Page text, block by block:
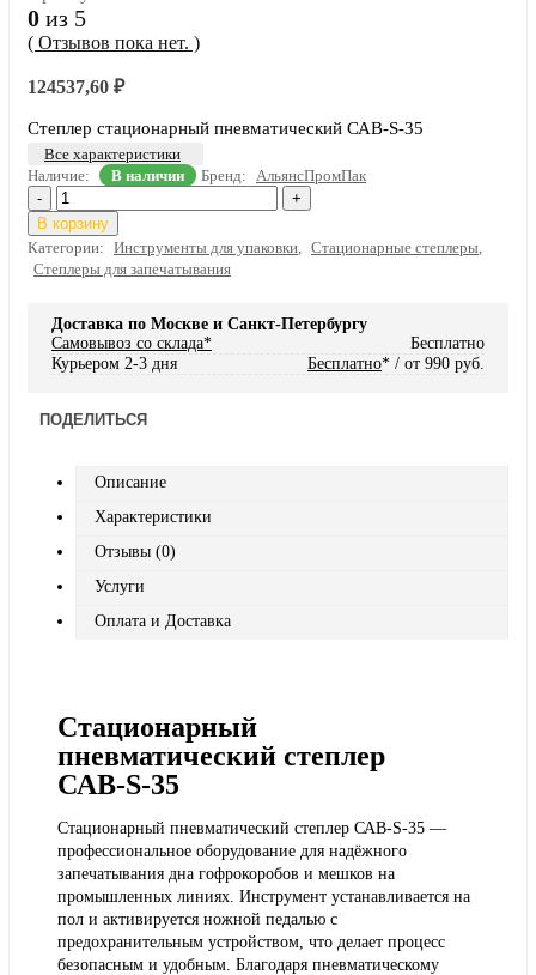
0 из 5
( Отзывов пока нет. )
124537,60 ₽
Степлер стационарный пневматический САВ-S-35
Все характеристики
Наличие:
В наличии Бренд:
АльянсПромПак
-
+
В корзину
Категории: Инструменты для упаковки Стационарные степлеры
Степлеры для запечатывания
Доставка по Москве и Санкт-Петербургу
Самовывоз со склада*
Бесплатно
Курьером 2-3 дня
Бесплатно* / от 990 руб.
ПОДЕЛИТЬСЯ
Описание
Характеристики
Отзывы (0)
Услуги
Оплата и Доставка
Стационарный
пневматический степлер
САВ‑S‑35
Стационарный пневматический степлер САВ‑S‑35 —
профессиональное оборудование для надёжного
запечатывания дна гофрокоробов и мешков на
промышленных линиях. Инструмент устанавливается на
пол и активируется ножной педалью с
предохранительным устройством, что делает процесс
безопасным и удобным. Благодаря пневматическому